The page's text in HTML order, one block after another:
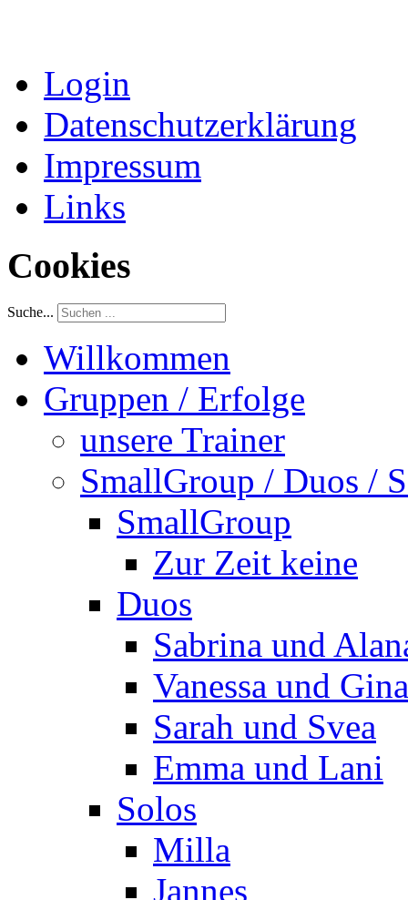
Login
Datenschutzerklärung
Impressum
Links
Cookies
Suche...
Willkommen
Gruppen / Erfolge
unsere Trainer
SmallGroup / Duos /
SmallGroup
Zur Zeit keine
Duos
Sabrina und
Vanessa und Gina
Sarah und Svea
Emma und Lani
Solos
Milla
Jannes